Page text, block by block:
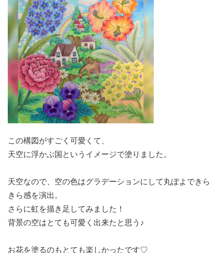
この構図がすごく可愛くて、
天空に浮かぶ国というイメージで塗りました。
天空なので、空の色はグラデーションにして丸ぽよできら
きら感を演出。
さらに虹を描き足してみました！
背景の空はとても可愛く出来たと思う♪
お花を塗るのもとても楽しかったです♡